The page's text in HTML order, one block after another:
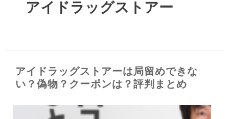
アイドラッグストアー
アイドラッグストアーは局留めできな
い？偽物？クーポンは？評判まとめ